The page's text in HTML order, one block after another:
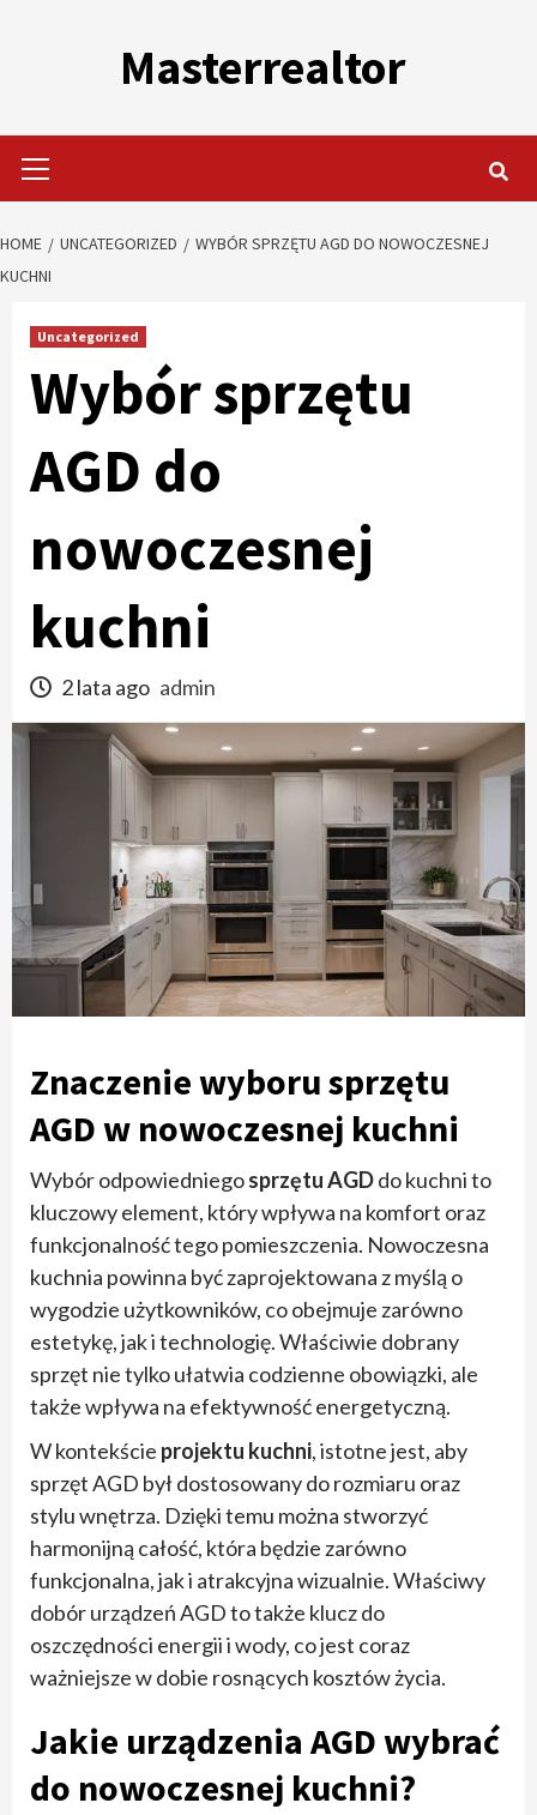
Masterrealtor
Menu
HOME UNCATEGORIZED
WYBÓR SPRZĘTU AGD DO NOWOCZESNEJ
KUCHNI
Uncategorized
Wybór sprzętu
AGD do
nowoczesnej
kuchni
2 lata ago admin
Znaczenie wyboru sprzętu
AGD w nowoczesnej kuchni
Wybór odpowiedniegosprzętu AGDdo kuchni to
kluczowy element, który wpływa na komfort oraz
funkcjonalność tego pomieszczenia. Nowoczesna
kuchnia powinna być zaprojektowana z myślą o
wygodzie użytkowników, co obejmuje zarówno
estetykę, jak i technologię. Właściwie dobrany
sprzęt nie tylko ułatwia codzienne obowiązki, ale
także wpływa na efektywność energetyczną.
W kontekście projektu kuchni, istotne jest, aby
sprzęt AGD był dostosowany do rozmiaru oraz
stylu wnętrza. Dzięki temu można stworzyć
harmonijną całość, która będzie zarówno
funkcjonalna, jak i atrakcyjna wizualnie. Właściwy
dobór urządzeń AGD to także klucz do
oszczędności energii i wody, co jest coraz
ważniejsze w dobie rosnących kosztów życia.
Jakie urządzenia AGD wybrać
do nowoczesnej kuchni?